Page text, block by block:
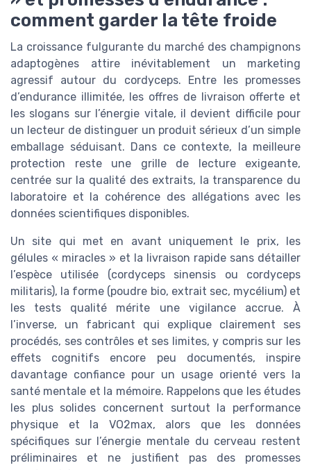
comment garder la tête froide
La croissance fulgurante du marché des champignons
adaptogènes attire inévitablement un marketing
agressif autour du cordyceps. Entre les promesses
d’endurance illimitée, les offres de livraison offerte et
les slogans sur l’énergie vitale, il devient difficile pour
un lecteur de distinguer un produit sérieux d’un simple
emballage séduisant. Dans ce contexte, la meilleure
protection reste une grille de lecture exigeante,
centrée sur la qualité des extraits, la transparence du
laboratoire et la cohérence des allégations avec les
données scientifiques disponibles.
Un site qui met en avant uniquement le prix, les
gélules « miracles » et la livraison rapide sans détailler
l’espèce utilisée (cordyceps sinensis ou cordyceps
militaris), la forme (poudre bio, extrait sec, mycélium) et
les tests qualité mérite une vigilance accrue. À
l’inverse, un fabricant qui explique clairement ses
procédés, ses contrôles et ses limites, y compris sur les
effets cognitifs encore peu documentés, inspire
davantage confiance pour un usage orienté vers la
santé mentale et la mémoire. Rappelons que les études
les plus solides concernent surtout la performance
physique et la VO2max, alors que les données
spécifiques sur l’énergie mentale du cerveau restent
préliminaires et ne justifient pas des promesses